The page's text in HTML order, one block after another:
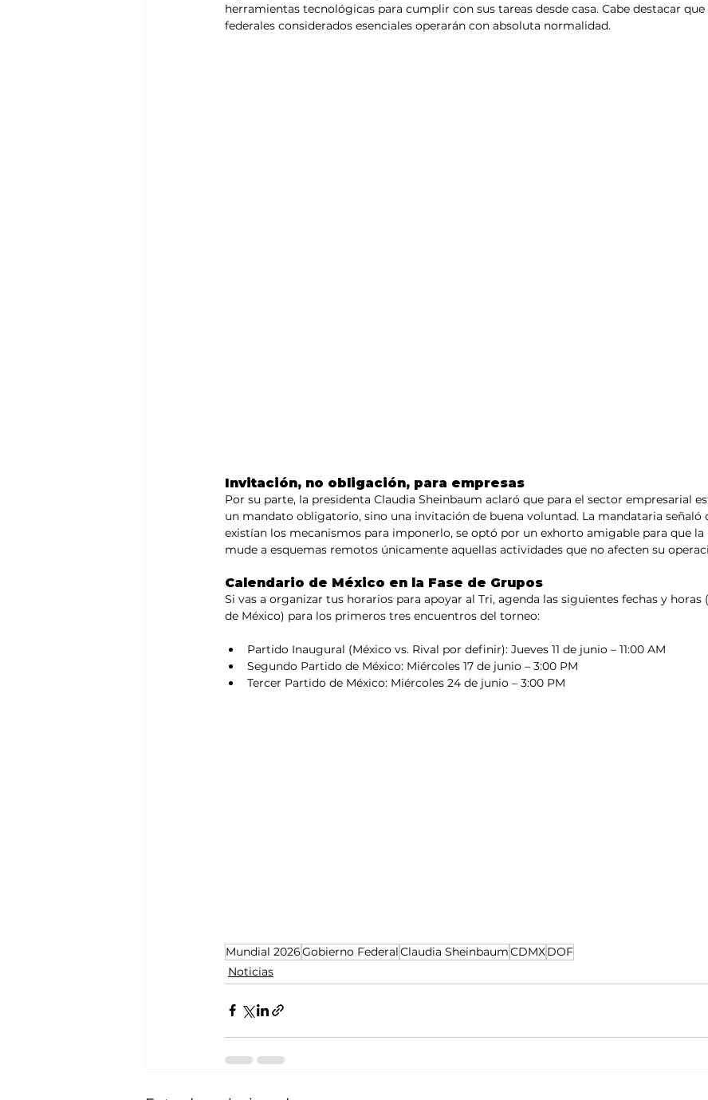
herramientas tecnológicas para cumplir con sus tareas desde casa. Cabe destacar
federales considerados esenciales operarán con absoluta normalidad.
Invitación, no obligación, para empresas
Por su parte, la presidenta Claudia Sheinbaum aclaró que para el sector empresarial
un mandato obligatorio, sino una invitación de buena voluntad. La mandataria señaló
existían los mecanismos para imponerlo, se optó por un exhorto amigable para que
mude a esquemas remotos únicamente aquellas actividades que no afecten su
Calendario de México en la Fase de Grupos
Si vas a organizar tus horarios para apoyar al Tri, agenda las siguientes fechas y
de México) para los primeros tres encuentros del torneo:
Partido Inaugural (México vs. Rival por definir): Jueves 11 de junio – 11:00 AM
Segundo Partido de México: Miércoles 17 de junio – 3:00 PM
Tercer Partido de México: Miércoles 24 de junio – 3:00 PM
Mundial 2026Gobierno FederalClaudia SheinbaumCDMXDOF
Noticias